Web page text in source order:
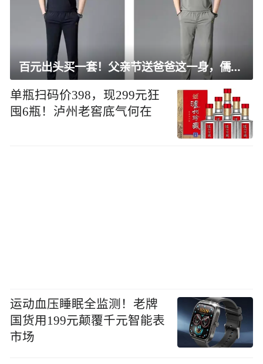
百元出头买一套！父亲节送爸爸这一身，儒雅有型还凉爽
单瓶扫码价398，现299元狂
囤6瓶！泸州老窖底气何在
运动血压睡眠全监测！老牌
国货用199元颠覆千元智能表
市场